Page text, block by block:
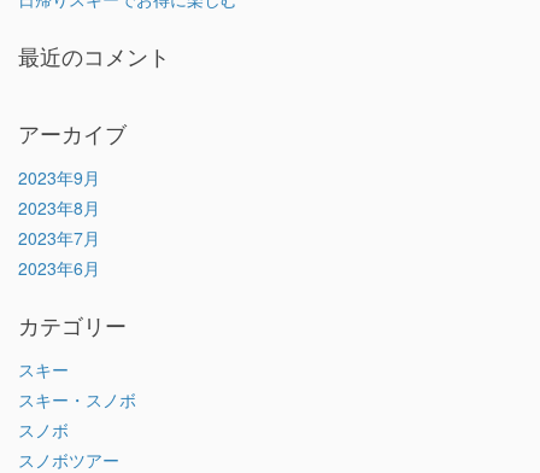
最近のコメント
アーカイブ
2023年9月
2023年8月
2023年7月
2023年6月
カテゴリー
スキー
スキー・スノボ
スノボ
スノボツアー